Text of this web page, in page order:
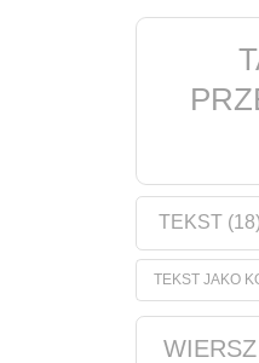
TEKST
TEKST JAKO
WIERSZ